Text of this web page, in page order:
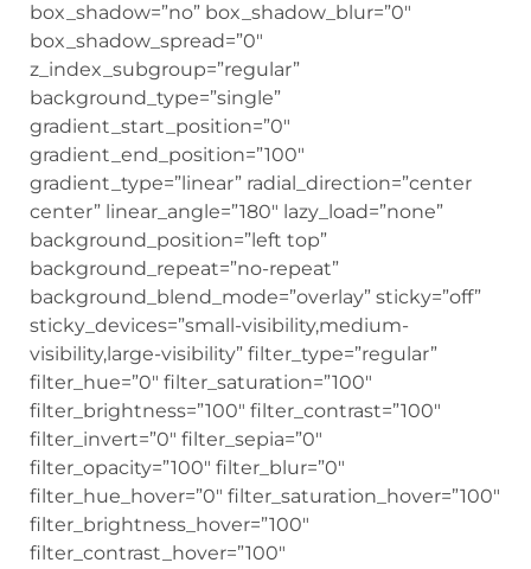
box_shadow=”no” box_shadow_blur=”0″
box_shadow_spread=”0″
z_index_subgroup=”regular”
background_type=”single”
gradient_start_position=”0″
gradient_end_position=”100″
gradient_type=”linear” radial_direction=”center
center” linear_angle=”180″ lazy_load=”none”
background_position=”left top”
background_repeat=”no-repeat”
background_blend_mode=”overlay” sticky=”off”
sticky_devices=”small-visibility,medium-
visibility,large-visibility” filter_type=”regular”
filter_hue=”0″ filter_saturation=”100″
filter_brightness=”100″ filter_contrast=”100″
filter_invert=”0″ filter_sepia=”0″
filter_opacity=”100″ filter_blur=”0″
filter_hue_hover=”0″ filter_saturation_hover=”100″
filter_brightness_hover=”100″
filter_contrast_hover=”100″